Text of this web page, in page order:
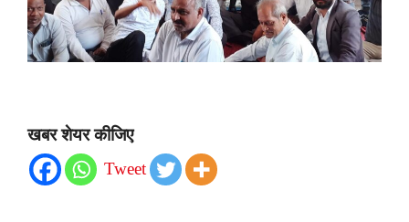
खबर शेयर कीजिए
Tweet